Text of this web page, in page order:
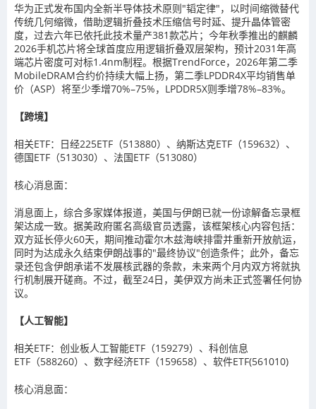
华为正式发布国内全新半导体技术原则"韬定律"，以时间缩微替代
传统几何缩微，借助逻辑折叠技术压缩信号时延、提升晶体管密
度，过去六年已依托此技术量产381款芯片；今年秋季推出的麒麟
2026手机芯片将全球首度应用逻辑折叠双层架构，预计2031年高
端芯片密度可对标1.4nm制程。根据TrendForce，2026年第二季
MobileDRAM合约价持续大幅上扬，第二季LPDDR4X平均销售单
价（ASP）将至少季增70%–75%，LPDDR5X则季增78%–83%。
【跨境】
相关ETF：日经225ETF（513880）、纳斯达克ETF（159632）、
德国ETF（513030）、法国ETF（513080）
核心消息面：
消息面上，综合多家媒体报道，美国与伊朗已就一份谅解备忘录框
架达成一致。据美政府匿名高级官员透露，该框架核心内容包括：
双方延长停火60天，期间推动霍尔木兹海峡排雷并重新开放航运，
同时为达成永久结束伊朗战事的"最终协议"创造条件；此外，备忘
录还包含伊朗承诺不发展核武器的条款，未来两个月内双方将就执
行机制展开磋商。不过，截至24日，美伊双方尚未正式签署任何协
议。
【人工智能】
相关ETF：创业板人工智能ETF（159279）、科创信息
ETF（588260）、数字经济ETF（159658）、软件ETF(561010)
核心消息面：